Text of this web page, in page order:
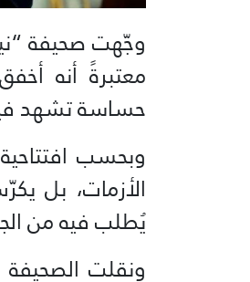
وجّهت صحيفة
معتبرةً أنه
حساسة تشهد
وبحسب
الأزمات، بل
يُطلب فيه من
ونقلت